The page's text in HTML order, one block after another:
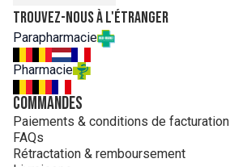
Trouvez-nous à l'étranger
Parapharmacie
Pharmacie
Commandes
Paiements & conditions de facturation
FAQs
Rétractation & remboursement